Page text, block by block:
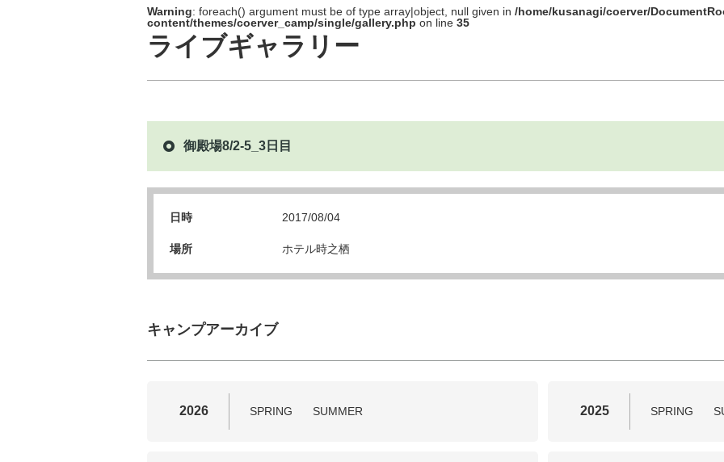
Warning: foreach() argument must be of type array|object, null given in /home/kusanagi/coerver/
content/themes/coerver_camp/single/gallery.php on line 35
ライブギャラリー
御殿場8/2-5_3日目
日時 2017/08/04
場所 ホテル時之栖
キャンプアーカイブ
2026 SPRING SUMMER 2025 SPRING